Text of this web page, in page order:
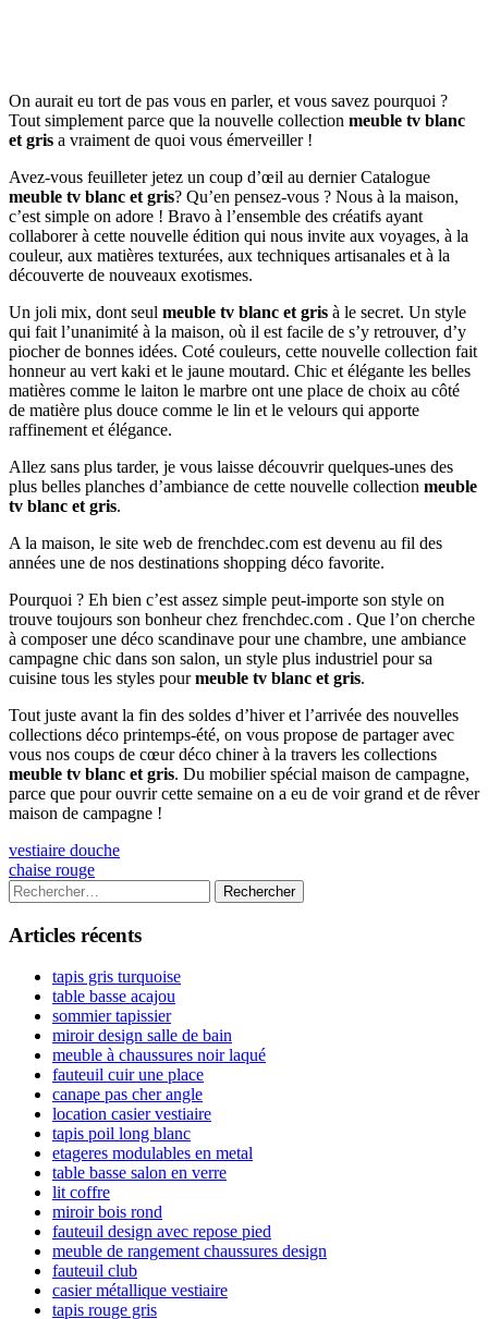
On aurait eu tort de pas vous en parler, et vous savez pourquoi ?
Tout simplement parce que la nouvelle collection meuble tv blanc
et gris a vraiment de quoi vous émerveiller !
Avez-vous feuilleter jetez un coup d’œil au dernier Catalogue
meuble tv blanc et gris? Qu’en pensez-vous ? Nous à la maison,
c’est simple on adore ! Bravo à l’ensemble des créatifs ayant
collaborer à cette nouvelle édition qui nous invite aux voyages, à la
couleur, aux matières texturées, aux techniques artisanales et à la
découverte de nouveaux exotismes.
Un joli mix, dont seul meuble tv blanc et gris à le secret. Un style
qui fait l’unanimité à la maison, où il est facile de s’y retrouver, d’y
piocher de bonnes idées. Coté couleurs, cette nouvelle collection fait
honneur au vert kaki et le jaune moutard. Chic et élégante les belles
matières comme le laiton le marbre ont une place de choix au côté
de matière plus douce comme le lin et le velours qui apporte
raffinement et élégance.
Allez sans plus tarder, je vous laisse découvrir quelques-unes des
plus belles planches d’ambiance de cette nouvelle collection meuble
tv blanc et gris.
A la maison, le site web de frenchdec.com est devenu au fil des
années une de nos destinations shopping déco favorite.
Pourquoi ? Eh bien c’est assez simple peut-importe son style on
trouve toujours son bonheur chez frenchdec.com . Que l’on cherche
à composer une déco scandinave pour une chambre, une ambiance
campagne chic dans son salon, un style plus industriel pour sa
cuisine tous les styles pourmeuble tv blanc et gris.
Tout juste avant la fin des soldes d’hiver et l’arrivée des nouvelles
collections déco printemps-été, on vous propose de partager avec
vous nos coups de cœur déco chiner à la travers les collections
meuble tv blanc et gris. Du mobilier spécial maison de campagne,
parce que pour ouvrir cette semaine on a eu de voir grand et de rêver
maison de campagne !
Navigation
de
l’article
Previous
article:
vestiaire douche
Next
article:
chaise rouge
Colonne
latérale
principale
Rechercher :
Articles récents
tapis gris turquoise
table basse acajou
sommier tapissier
miroir design salle de bain
meuble à chaussures noir laqué
fauteuil cuir une place
canape pas cher angle
location casier vestiaire
tapis poil long blanc
etageres modulables en metal
table basse salon en verre
lit coffre
miroir bois rond
fauteuil design avec repose pied
meuble de rangement chaussures design
fauteuil club
casier métallique vestiaire
tapis rouge gris